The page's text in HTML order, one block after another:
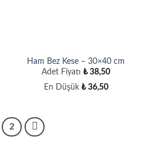
Ham Bez Kese – 30×40 cm
Adet Fiyatı ₺ 38,50
En Düşük ₺36,50
2